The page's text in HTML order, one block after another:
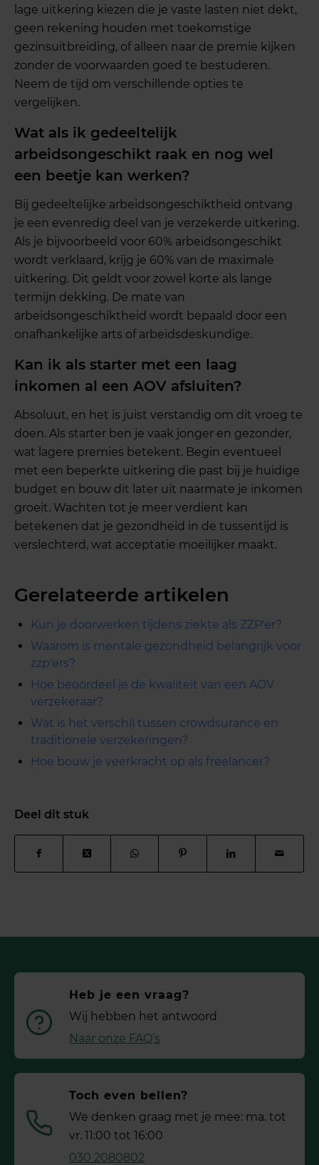
lage uitkering kiezen die je vaste lasten niet dekt,
geen rekening houden met toekomstige
gezinsuitbreiding, of alleen naar de premie kijken
zonder de voorwaarden goed te bestuderen.
Neem de tijd om verschillende opties te
vergelijken.
Wat als ik gedeeltelijk
arbeidsongeschikt raak en nog wel
een beetje kan werken?
Bij gedeeltelijke arbeidsongeschiktheid ontvang
je een evenredig deel van je verzekerde uitkering.
Als je bijvoorbeeld voor 60% arbeidsongeschikt
wordt verklaard, krijg je 60% van de maximale
uitkering. Dit geldt voor zowel korte als lange
termijn dekking. De mate van
arbeidsongeschiktheid wordt bepaald door een
onafhankelijke arts of arbeidsdeskundige.
Kan ik als starter met een laag
inkomen al een AOV afsluiten?
Absoluut, en het is juist verstandig om dit vroeg te
doen. Als starter ben je vaak jonger en gezonder,
wat lagere premies betekent. Begin eventueel
met een beperkte uitkering die past bij je huidige
budget en bouw dit later uit naarmate je inkomen
groeit. Wachten tot je meer verdient kan
betekenen dat je gezondheid in de tussentijd is
verslechterd, wat acceptatie moeilijker maakt.
Gerelateerde artikelen
Kun je doorwerken tijdens ziekte als ZZP'er?
Waarom is mentale gezondheid belangrijk voor
zzp'ers?
Hoe beoordeel je de kwaliteit van een AOV
verzekeraar?
Wat is het verschil tussen crowdsurance en
traditionele verzekeringen?
Hoe bouw je veerkracht op als freelancer?
Deel dit stuk
Heb je een vraag?
Wij hebben het antwoord
Naar onze FAQ’s
Toch even bellen?
We denken graag met je mee: ma. tot
vr. 11:00 tot 16:00
030 2080802